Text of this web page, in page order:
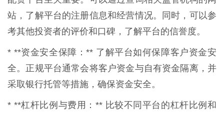
站，了解平台的注册信息和经营情况。同时，可以参
考其他投资者的评价和口碑，了解平台的信誉度。
* **资金安全保障：** 了解平台如何保障客户资金安
全。正规平台通常会将客户资金与自有资金隔离，并
采取银行托管等措施，确保资金安全。
* **杠杆比例与费用：** 比较不同平台的杠杆比例和